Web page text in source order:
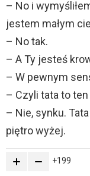
– No i
jestem małym
– No tak.
– A Ty jesteś
– W pewnym
– Czyli tata to
– Nie, synku.
piętro wyżej.
199